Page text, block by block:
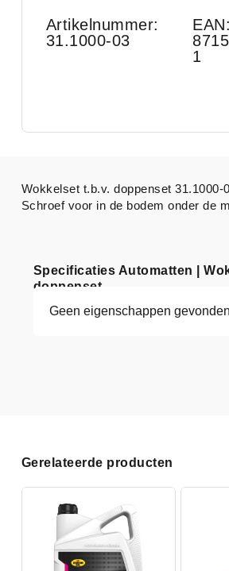
Artikelnummer:
31.1000-03
EAN:
1
Specificaties Automatten |
doppenset
Geen eigenschappen gevonden
Wokkelset t.b.v. doppenset 31.1000-
Schroef voor in de bodem onder de
Gerelateerde producten